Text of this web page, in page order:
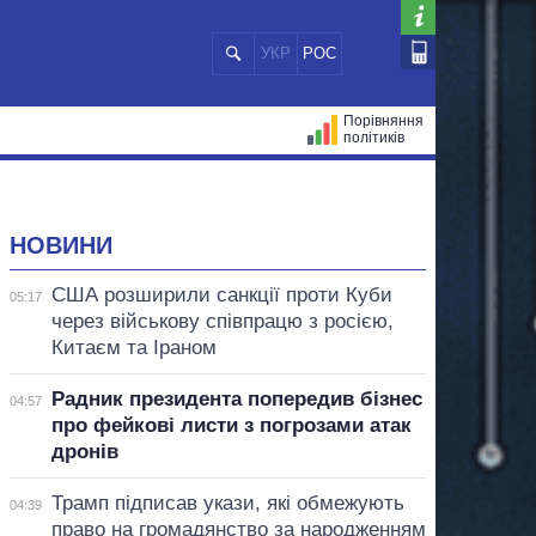
УКР РОС
Порівняння
політиків
НОВИНИ
05:17
США розширили санкції проти Куби
через військову співпрацю з росією,
Китаєм та Іраном
04:57
Радник президента попередив бізнес
про фейкові листи з погрозами атак
дронів
04:39
Трамп підписав укази, які обмежують
право на громадянство за народженням